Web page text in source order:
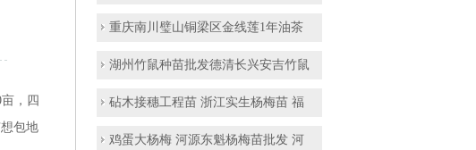
，四
包地
重庆南川璧山铜梁区金线莲1年油茶
湖州竹鼠种苗批发德清长兴安吉竹鼠
砧木接穗工程苗 浙江实生杨梅苗 福
鸡蛋大杨梅 河源东魁杨梅苗批发 河